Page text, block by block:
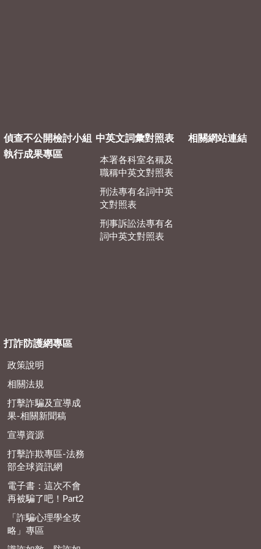
偵查不公開檢討小組
執行成果專區
中英文詞彙對照表
本署各科室名稱及
職稱中英文對照表
刑法專有名詞中英
文對照表
刑事訴訟法專有名
詞中英文對照表
相關網站連結
打詐防護網專區
政策說明
相關法規
打擊詐騙及宣導成
果-相關新聞稿
宣導資源
打擊詐欺專區-法務
部全球資訊網
電子書：這次不會
再被騙了吧！Part2
「詐騙心理學全攻
略」專區